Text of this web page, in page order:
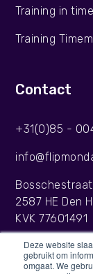
Deze website
gebruikt om
omgaat. We
Training in
Training
Contact
+31(0)85 -
Bosschestraat
2587 HE Den
KVK 77601491